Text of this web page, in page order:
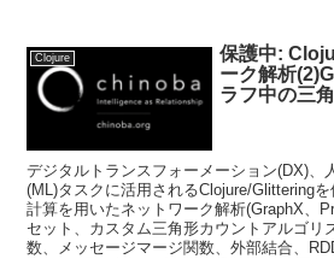
Clojure
保護中:
ーク解析
ラフ中の三
デジタルトランスフォーメーション(DX)、
(ML)タスクに活用されるClojure/Glittering
計算を用いたネットワーク解析(GraphX、
セット、カスタム三角形カウントアルゴリ
数、メッセージマージ関数、外部結合、